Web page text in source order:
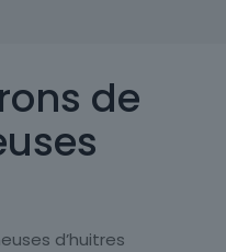
de
d’huitres